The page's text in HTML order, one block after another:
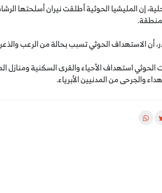
أن الاستهداف الحوثي تسبب بحالة من الرعب
استهداف الأحياء والقرى السكنية
والجرحى من المدنيين الأبرياء.